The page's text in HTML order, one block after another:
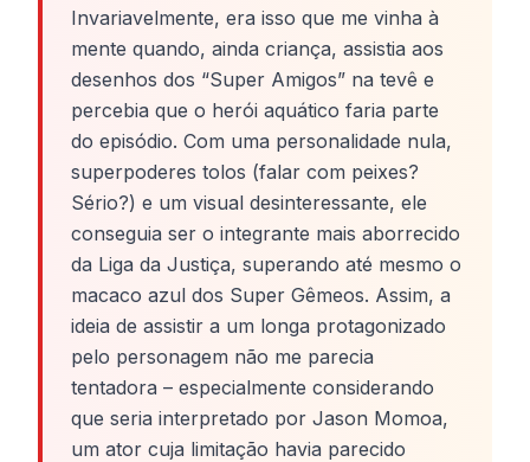
Invariavelmente, era isso que me vinha à
mente quando, ainda criança, assistia aos
desenhos dos “Super Amigos” na tevê e
percebia que o herói aquático faria parte
do episódio. Com uma personalidade nula,
superpoderes tolos (falar com peixes?
Sério?) e um visual desinteressante, ele
conseguia ser o integrante mais aborrecido
da Liga da Justiça, superando até mesmo o
macaco azul dos Super Gêmeos. Assim, a
ideia de assistir a um longa protagonizado
pelo personagem não me parecia
tentadora – especialmente considerando
que seria interpretado por Jason Momoa,
um ator cuja limitação havia parecido